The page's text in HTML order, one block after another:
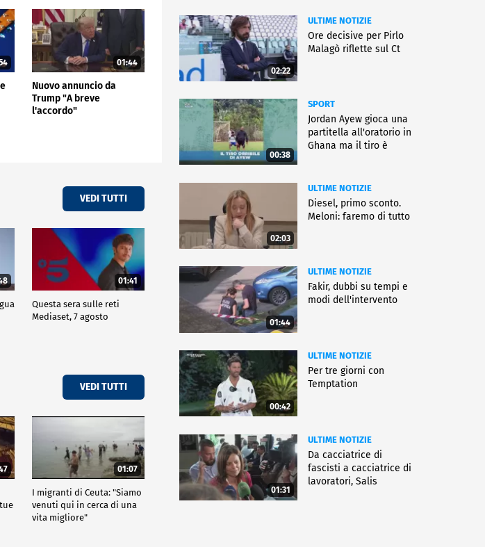
01:44
Nuovo annuncio da
Trump "A breve
l'accordo"
VEDI TUTTI
01:41
Questa sera sulle reti
Mediaset, 7 agosto
VEDI TUTTI
01:07
I migranti di Ceuta: "Siamo
venuti qui in cerca di una
vita migliore"
02:22
ULTIME NOTIZIE
Ore decisive per Pirlo
Malagò riflette sul Ct
00:38
SPORT
Jordan Ayew gioca una
partitella all'oratorio in
Ghana ma il tiro è
02:03
ULTIME NOTIZIE
Diesel, primo sconto.
Meloni: faremo di tutto
01:44
ULTIME NOTIZIE
Fakir, dubbi su tempi e
modi dell'intervento
00:42
ULTIME NOTIZIE
Per tre giorni con
Temptation
01:31
ULTIME NOTIZIE
Da cacciatrice di
fascisti a cacciatrice di
lavoratori, Salis